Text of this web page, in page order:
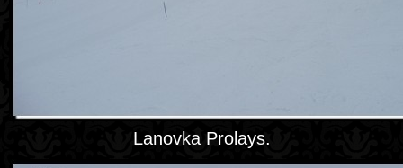
Lanovka Prolays.